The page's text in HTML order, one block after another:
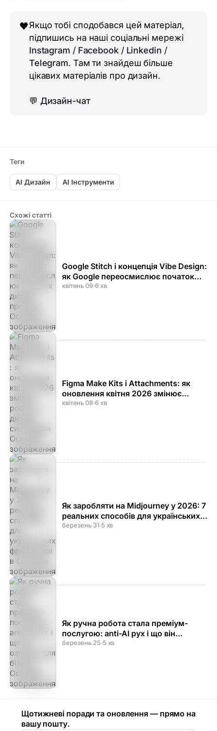
🖤Якщо тобі сподобався цей матеріал,
підпишись на наші соціальні мережі
Instagram / Facebook/ Linkedin /
Telegram. Там ти знайдеш більше
цікавих матеріалів про дизайн.
💬 Дизайн-чат
Теги
AI Дизайн AI Інструменти
Схожі статті
Google Stitch і концепція Vibe Design:
як Google переосмислює початок
дизайн-процесу
квітень 09·6 хв
Figma Make Kits і Attachments: як
оновлення квітня 2026 змінює
роботу з дизайн-системами
квітень 08·6 хв
Як заробляти на Midjourney у 2026: 7
реальних способів для українських
фрилансерів
березень 31·5 хв
Як ручна робота стала преміум-
послугою: anti-AI рух і що він
означає для бізнесу
березень 25·5 хв
Щотижневі поради та оновлення — прямо на
вашу пошту.